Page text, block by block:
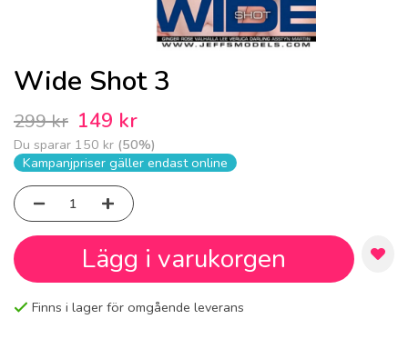
Wide Shot 3
299 kr 149 kr
Du sparar 150 kr (50%)
Kampanjpriser gäller endast online
Lägg i varukorgen
Finns i lager för omgående leverans